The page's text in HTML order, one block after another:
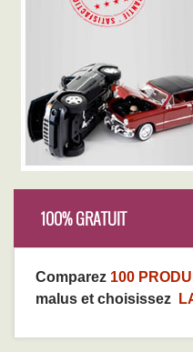
100% GRATUIT
Comparez 100
malus et choisissez